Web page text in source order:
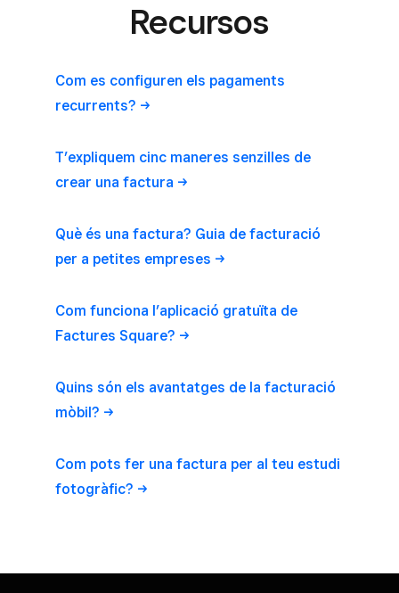
Recursos
Com es configuren els pagaments
recurrents?
T’expliquem cinc maneres senzilles de
crear una factura
Què és una factura? Guia de facturació
per a petites empreses
Com funciona l’aplicació gratuïta de
Factures Square?
Quins són els avantatges de la facturació
mòbil?
Com pots fer una factura per al teu estudi
fotogràfic?